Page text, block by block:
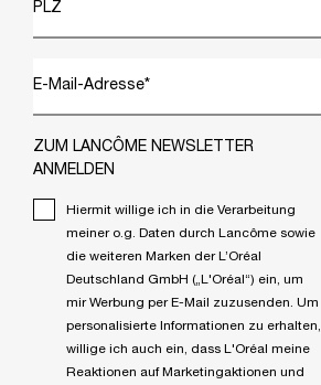
PLZ
E-Mail-Adresse*
ZUM LANCÔME NEWSLETTER
ANMELDEN
Hiermit willige ich in die Verarbeitung
meiner o.g. Daten durch Lancôme sowie
die weiteren Marken der L’Oréal
Deutschland GmbH („L'Oréal“) ein, um
mir Werbung per E-Mail zuzusenden. Um
personalisierte Informationen zu erhalten,
willige ich auch ein, dass L'Oréal meine
Reaktionen auf Marketingaktionen und